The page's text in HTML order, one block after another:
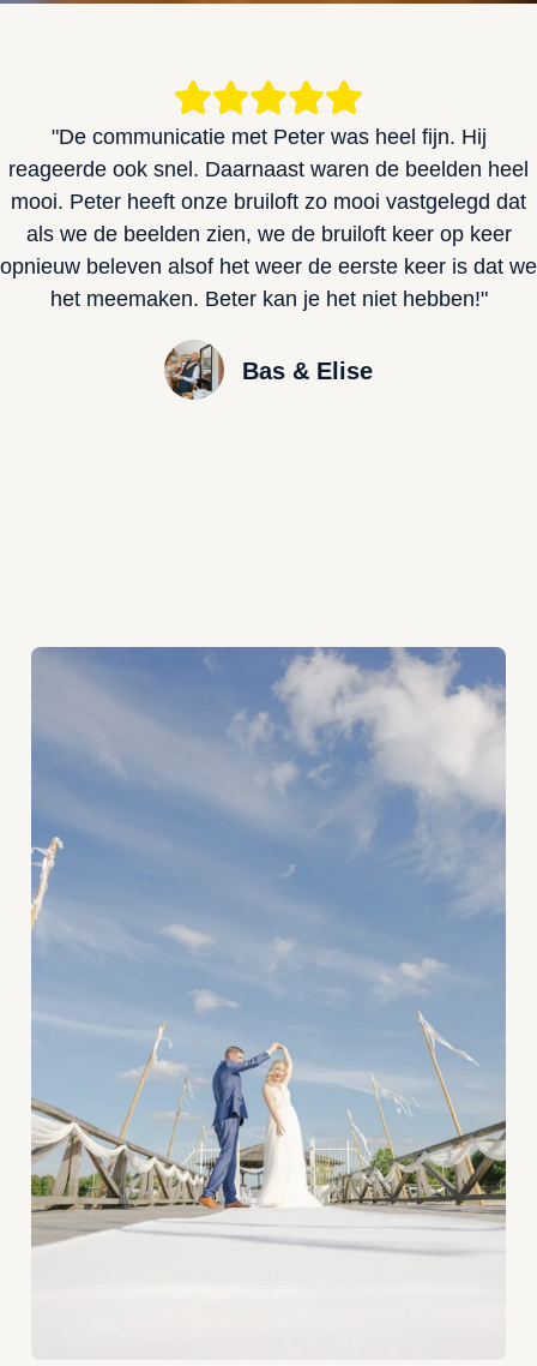
"De communicatie met Peter was heel fijn. Hij
reageerde ook snel. Daarnaast waren de beelden heel
mooi. Peter heeft onze bruiloft zo mooi vastgelegd dat
als we de beelden zien, we de bruiloft keer op keer
opnieuw beleven alsof het weer de eerste keer is dat we
het meemaken. Beter kan je het niet hebben!"
Bas & Elise